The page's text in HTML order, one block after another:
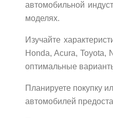
автомобильной
моделях.
Изучайте
Honda, Acura, Toyota,
оптимальные
Планируете покупку
автомобилей